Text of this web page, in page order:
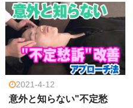
2021-4-12
意外と知らない"不定愁